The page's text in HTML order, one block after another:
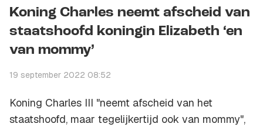
Koning Charles neemt afscheid van
staatshoofd koningin Elizabeth ‘en
van mommy’
19 september 2022 08:52
Koning Charles III "neemt afscheid van het
staatshoofd, maar tegelijkertijd ook van mommy",